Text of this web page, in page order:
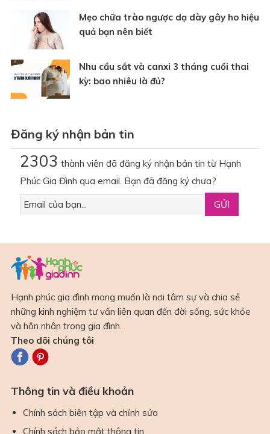
Mẹo chữa trào ngược dạ dày gây ho hiệu
quả bạn nên biết
Nhu cầu sắt và canxi 3 tháng cuối thai
kỳ: bao nhiêu là đủ?
Đăng ký nhận bản tin
2303 thành viên đã đăng ký nhận bản tin từ Hạnh
Phúc Gia Đình qua email. Bạn đã đăng ký chưa?
Hạnh phúc gia đình mong muốn là nơi tâm sự và chia sẻ
những kinh nghiệm tư vấn liên quan đến đời sống, sức khỏe
và hôn nhân trong gia đình.
Theo dõi chúng tôi
Thông tin và điều khoản
Chính sách biên tập và chỉnh sửa
Chính sách bảo mật thông tin